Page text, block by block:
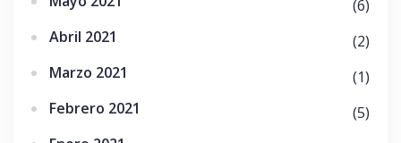
(6)
Abril 2021
(2)
Marzo 2021
(1)
Febrero 2021
(5)